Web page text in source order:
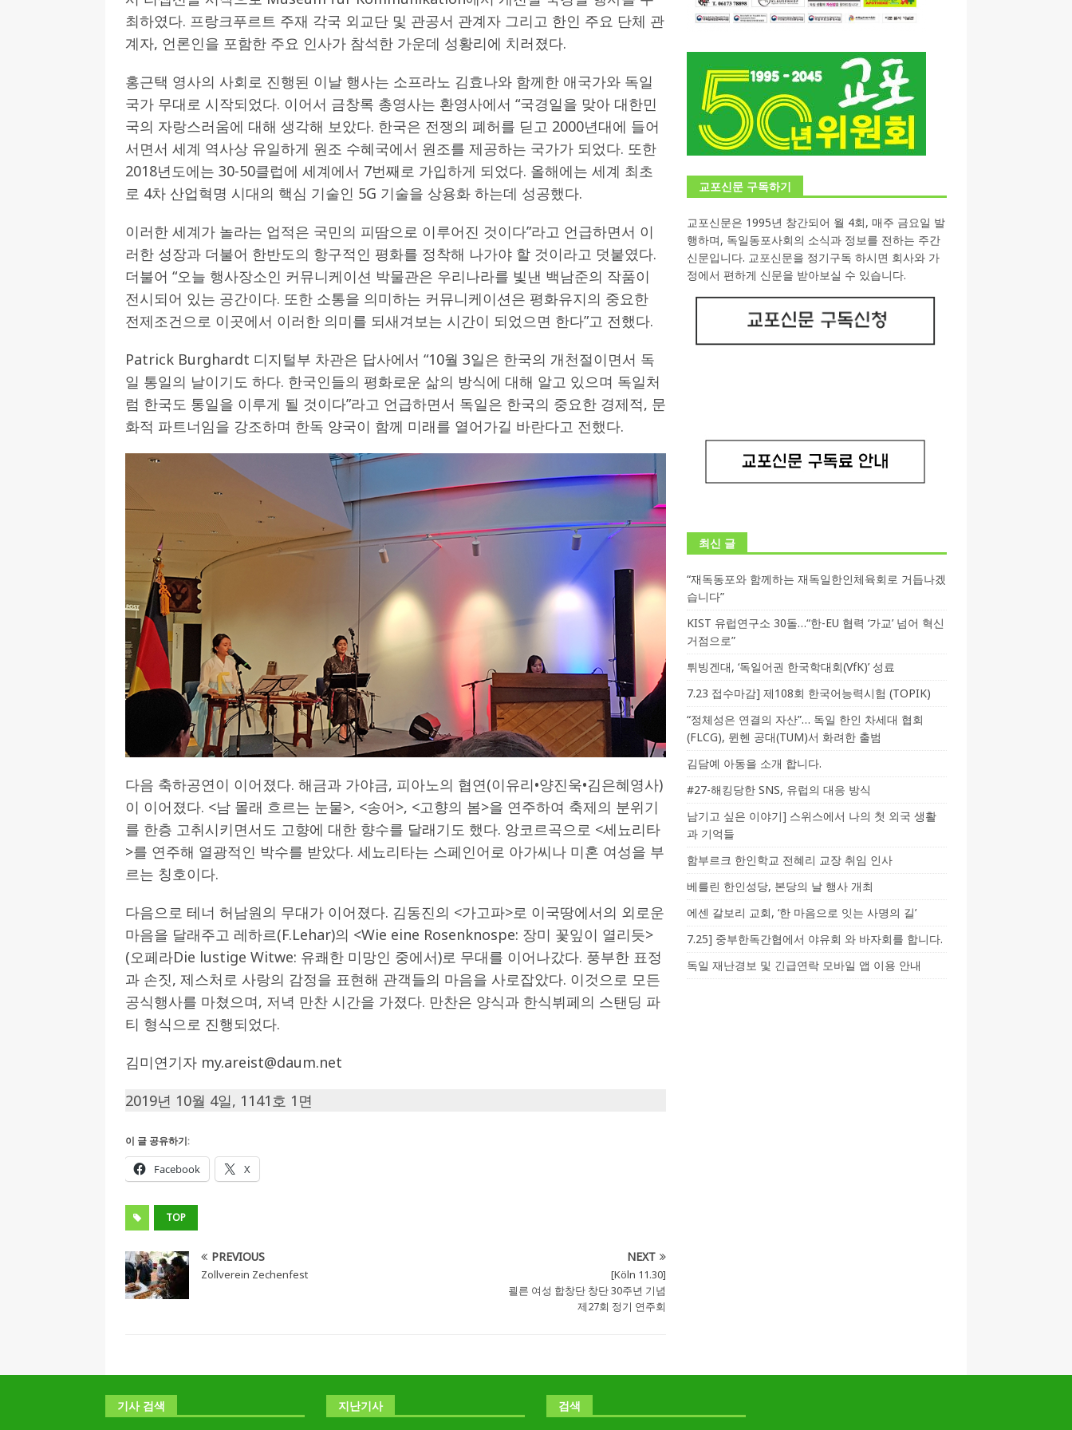
[ 2026-07-27 ] 튀빙겐대, ‘독일어권 한국학대회(VfK)’ 성료
한인소식
[ 2026-07-20 ] 7.23 접수마감] 제108회 한국어능력시험 (TOPIK)
게시판 / 행사 / 알림
[ 2026-07-20 ] “정체성은 연결의 자산”… 독일 한인 차세대 협회(FLCG), 뮌헨 공대(TUM)서 화려한 출범
한
인소식
[ 2026-07-20 ] 김담예 아동을 소개 합니다.
사랑의 손길
[ 2022-03-20 ]
사진의 주인을 찾습니다. 게시판 / 행사 / 알림
최하였다. 프랑크푸르트 주재 각국 외교단 및 관공서 관계자 그리고 한인 주요 단체 관
계자, 언론인을 포함한 주요 인사가 참석한 가운데 성황리에 치러졌다.
홍근택 영사의 사회로 진행된 이날 행사는 소프라노 김효나와 함께한 애국가와 독일
국가 무대로 시작되었다. 이어서 금창록 총영사는 환영사에서 “국경일을 맞아 대한민
국의 자랑스러움에 대해 생각해 보았다. 한국은 전쟁의 폐허를 딛고 2000년대에 들어
서면서 세계 역사상 유일하게 원조 수혜국에서 원조를 제공하는 국가가 되었다. 또한
2018년도에는 30-50클럽에 세계에서 7번째로 가입하게 되었다. 올해에는 세계 최초
로 4차 산업혁명 시대의 핵심 기술인 5G 기술을 상용화 하는데 성공했다.
이러한 세계가 놀라는 업적은 국민의 피땀으로 이루어진 것이다”라고 언급하면서 이
러한 성장과 더불어 한반도의 항구적인 평화를 정착해 나가야 할 것이라고 덧붙였다.
더불어 “오늘 행사장소인 커뮤니케이션 박물관은 우리나라를 빛낸 백남준의 작품이
전시되어 있는 공간이다. 또한 소통을 의미하는 커뮤니케이션은 평화유지의 중요한
전제조건으로 이곳에서 이러한 의미를 되새겨보는 시간이 되었으면 한다”고 전했다.
Patrick Burghardt 디지털부 차관은 답사에서 “10월 3일은 한국의 개천절이면서 독
일 통일의 날이기도 하다. 한국인들의 평화로운 삶의 방식에 대해 알고 있으며 독일처
럼 한국도 통일을 이루게 될 것이다”라고 언급하면서 독일은 한국의 중요한 경제적, 문
화적 파트너임을 강조하며 한독 양국이 함께 미래를 열어가길 바란다고 전했다.
다음 축하공연이 이어졌다. 해금과 가야금, 피아노의 협연(이유리•양진욱•김은혜영사)
이 이어졌다. <남 몰래 흐르는 눈물>, <송어>, <고향의 봄>을 연주하여 축제의 분위기
를 한층 고취시키면서도 고향에 대한 향수를 달래기도 했다. 앙코르곡으로 <세뇨리타
>를 연주해 열광적인 박수를 받았다. 세뇨리타는 스페인어로 아가씨나 미혼 여성을 부
르는 칭호이다.
다음으로 테너 허남원의 무대가 이어졌다. 김동진의 <가고파>로 이국땅에서의 외로운
마음을 달래주고 레하르(F.Lehar)의 <Wie eine Rosenknospe: 장미 꽃잎이 열리듯>
(오페라Die lustige Witwe: 유쾌한 미망인 중에서)로 무대를 이어나갔다. 풍부한 표정
과 손짓, 제스처로 사랑의 감정을 표현해 관객들의 마음을 사로잡았다. 이것으로 모든
공식행사를 마쳤으며, 저녁 만찬 시간을 가졌다. 만찬은 양식과 한식뷔페의 스탠딩 파
티 형식으로 진행되었다.
김미연기자 my.areist@daum.net
2019년 10월 4일, 1141호 1면
이 글 공유하기:
Facebook X
TOP
PREVIOUS
Zollverein Zechenfest
NEXT
[Köln 11.30]
쾰른 여성 합창단 창단 30주년 기념
제27회 정기 연주회
교포신문 구독하기
교포신문은 1995년 창간되어 월 4회, 매주 금요일 발
행하며, 독일동포사회의 소식과 정보를 전하는 주간
신문입니다. 교포신문을 정기구독 하시면 회사와 가
정에서 편하게 신문을 받아보실 수 있습니다.
최신 글
“재독동포와 함께하는 재독일한인체육회로 거듭나겠
습니다”
KIST 유럽연구소 30돌…“한-EU 협력 ‘가교’ 넘어 혁신
거점으로”
튀빙겐대, ‘독일어권 한국학대회(VfK)’ 성료
7.23 접수마감] 제108회 한국어능력시험 (TOPIK)
“정체성은 연결의 자산”… 독일 한인 차세대 협회
(FLCG), 뮌헨 공대(TUM)서 화려한 출범
김담예 아동을 소개 합니다.
#27-해킹당한 SNS, 유럽의 대응 방식
남기고 싶은 이야기] 스위스에서 나의 첫 외국 생활
과 기억들
함부르크 한인학교 전혜리 교장 취임 인사
베를린 한인성당, 본당의 날 행사 개최
에센 갈보리 교회, ‘한 마음으로 잇는 사명의 길’
7.25] 중부한독간협에서 야유회 와 바자회를 합니다.
독일 재난경보 및 긴급연락 모바일 앱 이용 안내
기사 검색 지난기사 검색